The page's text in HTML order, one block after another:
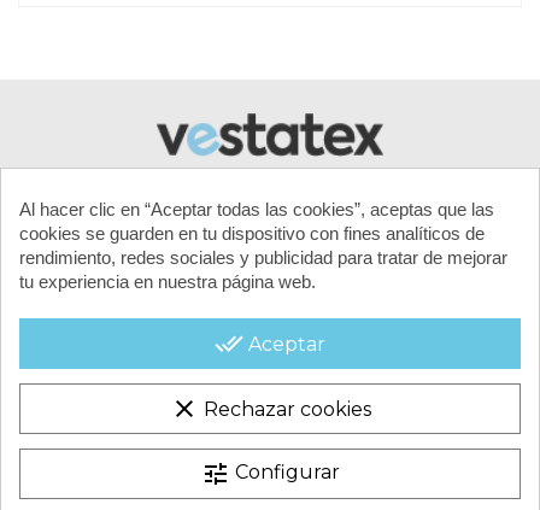
CONTROL REMOTO No
CICLO DE LIMPIEZA 2h
REVESTIMIENTO Liner / poliester / hinchables
AUTONOMÍA 2h
CARRO No
CONTACTA CON NOSOTROS
CONDICIONES COMERCIALES
Al hacer clic en “Aceptar todas las cookies”, aceptas que las
cookies se guarden en tu dispositivo con fines analíticos de
rendimiento, redes sociales y publicidad para tratar de mejorar
tu experiencia en nuestra página web.
done_all Aceptar
clear Rechazar cookies
tune Configurar